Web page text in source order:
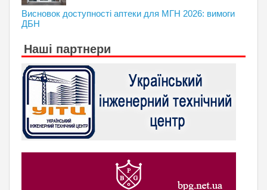
Висновок доступності аптеки для МГН 2026: вимоги
ДБН
Наші партнери